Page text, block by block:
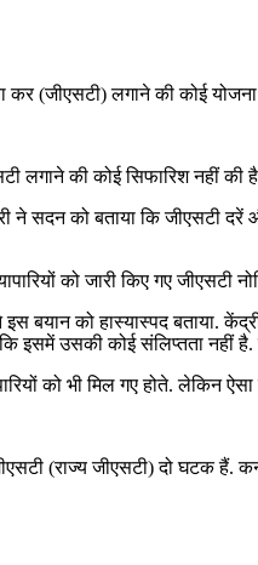
(जीएसटी) लगाने की कोई योजना
लगाने की कोई सिफारिश नहीं की
सदन को बताया कि जीएसटी
को जारी किए गए
को हास्यास्पद बताया.
कि इसमें उसकी कोई संलिप्तता
को भी मिल गए होते.
जीएसटी) दो घटक हैं.